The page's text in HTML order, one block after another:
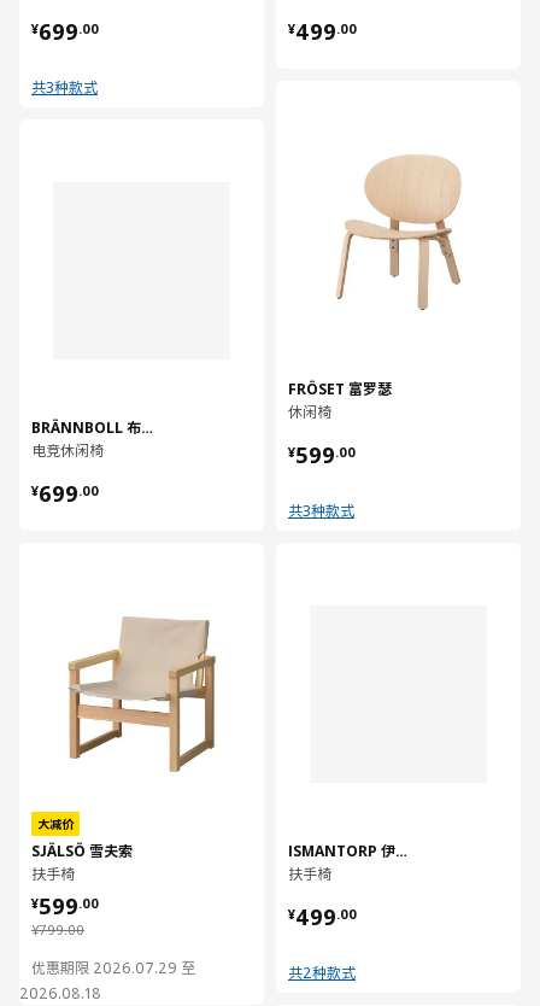
¥699.00
¥ 699.00
共3种款式
BRÄNNBOLL 布朗伯
电竞休闲椅
¥699.00
¥ 699.00
大减价
SJÄLSÖ 雪夫索
扶手椅
¥799.00
¥ 799.00
¥599.00
¥ 599.00
优惠期限 2026.07.29 至
2026.08.18
¥499.00
¥ 499.00
FRÖSET 富罗瑟
休闲椅
¥599.00
¥ 599.00
共3种款式
ISMANTORP 伊斯曼托
扶手椅
¥499.00
¥ 499.00
共2种款式